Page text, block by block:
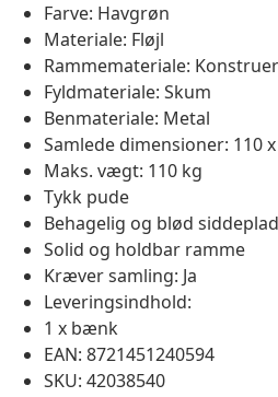
Farve: Havgrøn
Materiale: Fløjl
Rammemateriale:
Fyldmateriale: Skum
Benmateriale: Metal
Samlede dimensioner: 110 x
Maks. vægt: 110 kg
Tykk pude
Behagelig og blød
Solid og holdbar ramme
Kræver samling: Ja
Leveringsindhold:
1 x bænk
EAN: 8721451240594
SKU: 42038540